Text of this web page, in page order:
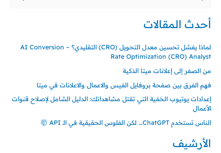
أحدث المقالات
لماذا يفشل تحسين معدل التحويل (CRO) التقليدي؟ – AI Conversion
Rate Optimization (CRO) Analyst
من الصفر إلى إعلانات ميتا الذكية
فهم الفرق بين صفحة بروفايل الفيس والاعمال والاعلانات في ميتا
إعدادات يوتيوب الخفية التي تقتل مشاهداتك: الدليل الشامل لإصلاح قنوات
الأعمال
الناس تستخدم ChatGPT… لكن الفلوس الحقيقية في الـ API 🤯
الأرشيف